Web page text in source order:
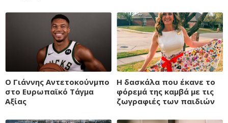
Ο Γιάννης Αντετοκούνμπο
στο Ευρωπαϊκό Τάγμα
Αξίας
Η δασκάλα που έκανε το
φόρεμά της καμβά με τις
ζωγραφιές των παιδιών